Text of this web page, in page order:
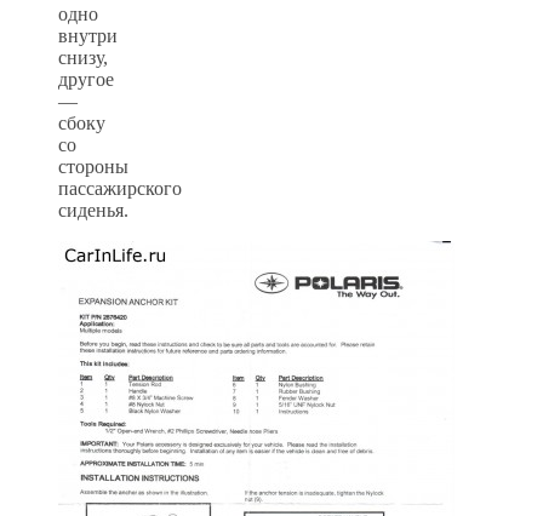
одно
внутри
снизу,
другое
—
сбоку
со
стороны
пассажирского
сиденья.